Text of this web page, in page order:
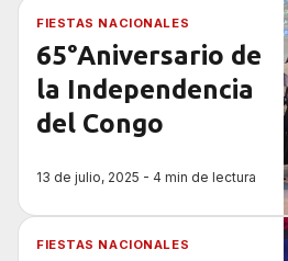
Popular China
FIESTAS NACIONALES
65°Aniversario de
la Independencia
del Congo
13 de julio, 2025 - 4 min de lectura
FIESTAS NACIONALES